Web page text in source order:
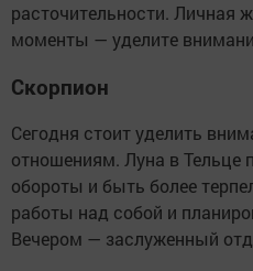
расточительности. Личная
моменты — уделите
Скорпион
Сегодня стоит уделить
отношениям. Луна в Тельце
обороты и быть более
работы над собой и
Вечером — заслуженный